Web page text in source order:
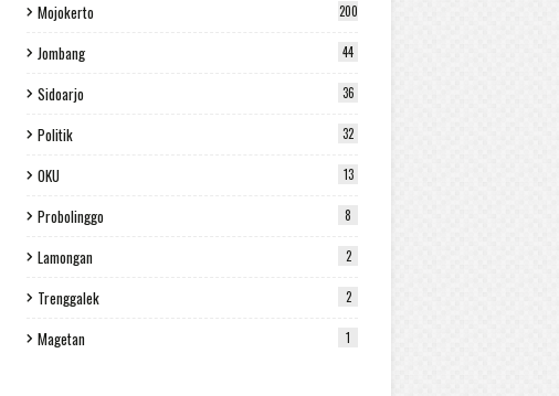
Mojokerto 200
Jombang 44
Sidoarjo 36
Politik 32
OKU 13
Probolinggo 8
Lamongan 2
Trenggalek 2
Magetan 1